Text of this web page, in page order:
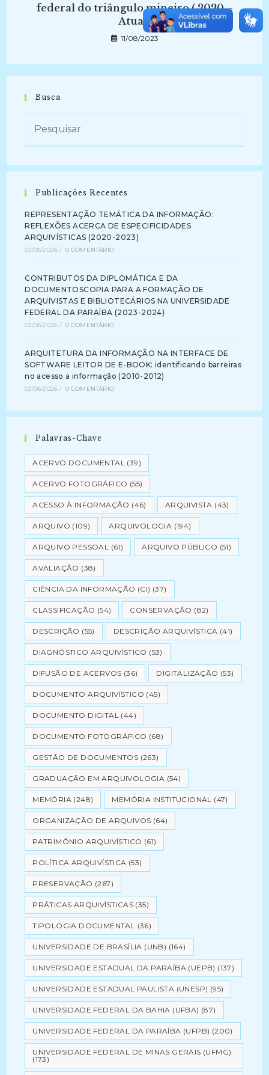
federal do triângulo mineiro ( 2020 –
Atual)
11/08/2023
Busca
Publicações Recentes
REPRESENTAÇÃO TEMÁTICA DA INFORMAÇÃO:
REFLEXÕES ACERCA DE ESPECIFICIDADES
ARQUIVÍSTICAS (2020-2023)
03/08/2026 / 0 COMENTÁRIO
CONTRIBUTOS DA DIPLOMÁTICA E DA
DOCUMENTOSCOPIA PARA A FORMAÇÃO DE
ARQUIVISTAS E BIBLIOTECÁRIOS NA UNIVERSIDADE
FEDERAL DA PARAÍBA (2023-2024)
03/08/2026 / 0 COMENTÁRIO
ARQUITETURA DA INFORMAÇÃO NA INTERFACE DE
SOFTWARE LEITOR DE E-BOOK: identificando barreiras
no acesso a informação (2010-2012)
03/08/2026 / 0 COMENTÁRIO
Palavras-Chave
ACERVO DOCUMENTAL (39)
ACERVO FOTOGRÁFICO (55)
ACESSO À INFORMAÇÃO (46) ARQUIVISTA (43)
ARQUIVO (109) ARQUIVOLOGIA (194)
ARQUIVO PESSOAL (61) ARQUIVO PÚBLICO (51)
AVALIAÇÃO (38)
CIÊNCIA DA INFORMAÇÃO (CI) (37)
CLASSIFICAÇÃO (54) CONSERVAÇÃO (82)
DESCRIÇÃO (55) DESCRIÇÃO ARQUIVÍSTICA (41)
DIAGNÓSTICO ARQUIVÍSTICO (53)
DIFUSÃO DE ACERVOS (36) DIGITALIZAÇÃO (53)
DOCUMENTO ARQUIVÍSTICO (45)
DOCUMENTO DIGITAL (44)
DOCUMENTO FOTOGRÁFICO (68)
GESTÃO DE DOCUMENTOS (263)
GRADUAÇÃO EM ARQUIVOLOGIA (54)
MEMÓRIA (248) MEMÓRIA INSTITUCIONAL (47)
ORGANIZAÇÃO DE ARQUIVOS (64)
PATRIMÔNIO ARQUIVÍSTICO (61)
POLÍTICA ARQUIVÍSTICA (53)
PRESERVAÇÃO (267)
PRÁTICAS ARQUIVÍSTICAS (35)
TIPOLOGIA DOCUMENTAL (36)
UNIVERSIDADE DE BRASÍLIA (UNB) (164)
UNIVERSIDADE ESTADUAL DA PARAÍBA (UEPB) (137)
UNIVERSIDADE ESTADUAL PAULISTA (UNESP) (95)
UNIVERSIDADE FEDERAL DA BAHIA (UFBA) (87)
UNIVERSIDADE FEDERAL DA PARAÍBA (UFPB) (200)
UNIVERSIDADE FEDERAL DE MINAS GERAIS (UFMG)
(173)